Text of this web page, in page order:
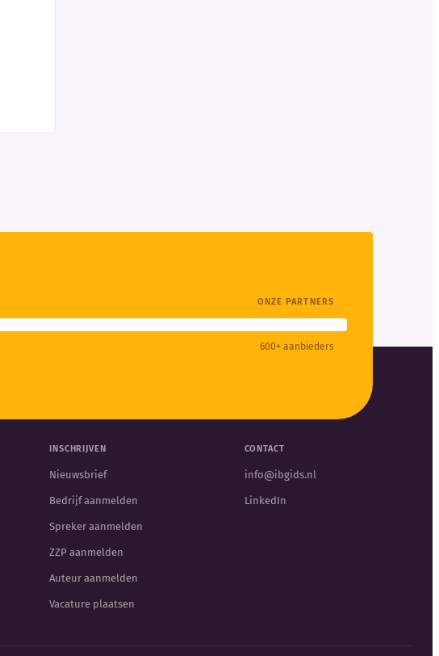
ONZE PARTNERS
600+ aanbieders
INSCHRIJVEN
Nieuwsbrief
Bedrijf aanmelden
Spreker aanmelden
ZZP aanmelden
Auteur aanmelden
Vacature plaatsen
CONTACT
info@ibgids.nl
LinkedIn